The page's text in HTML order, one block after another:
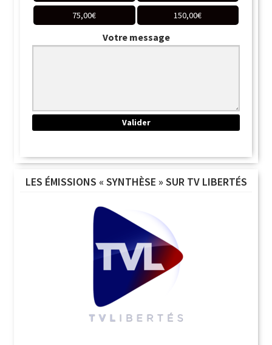
75,00€ 150,00€
Votre message
LES ÉMISSIONS « SYNTHÈSE » SUR TV LIBERTÉS